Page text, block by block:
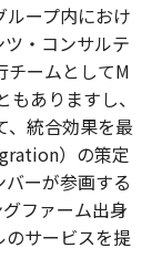
ループ内におけ
・コンサルテ
チームとしてM
ありますし、
、統合効果を最
）の策定
ーが参画する
ファーム出身
サービスを提